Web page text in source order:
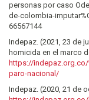
personas por caso
de-colombia-
66567144
Indepaz. (2021, 23 de
homicida en el marco
https://
paro-nacional/
Indepaz. (2020, 21 de